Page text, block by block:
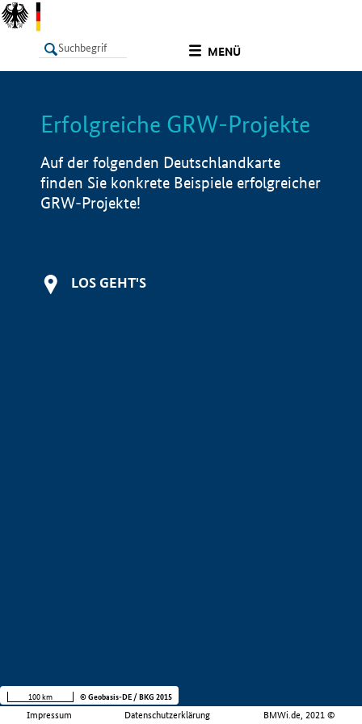
MENÜ
LISTE Info
Erfolgreiche GRW-Projekte
Auf der folgenden Deutschlandkarte
finden Sie konkrete Beispiele erfolgreicher
GRW-Projekte!
LOS GEHT'S
Impressum Datenschutzerklärung BMWi.de, 2021 ©
100 km © Geobasis-DE / BKG 2015